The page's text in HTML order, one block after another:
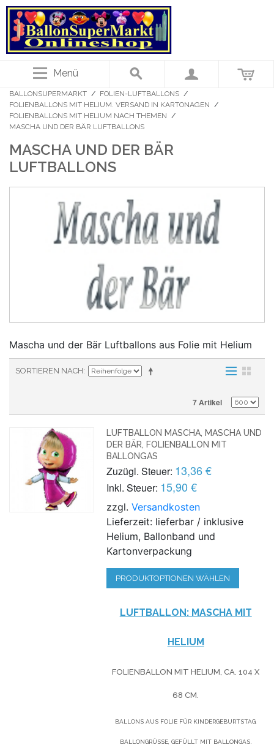
Menü
BALLONSUPERMARKT / FOLIEN-LUFTBALLONS /
FOLIENBALLONS MIT HELIUM. VERSAND IN KARTONAGEN /
FOLIENBALLONS MIT HELIUM NACH THEMEN /
MASCHA UND DER BÄR LUFTBALLONS
MASCHA UND DER BÄR
LUFTBALLONS
Mascha und der Bär Luftballons aus Folie mit Helium
SORTIEREN NACH
7 Artikel
LUFTBALLON MASCHA, MASCHA UND
DER BÄR, FOLIENBALLON MIT
BALLONGAS
Zuzügl. Steuer: 13,36 €
Inkl. Steuer: 15,90 €
zzgl.Versandkosten
Lieferzeit: lieferbar / inklusive
Helium, Ballonband und
Kartonverpackung
PRODUKTOPTIONEN WÄHLEN
LUFTBALLON: MASCHA MIT
HELIUM
FOLIENBALLON MIT HELIUM, CA. 104 X
68 CM.
BALLONS AUS FOLIE FÜR KINDERGEBURTSTAG,
BALLONGRÜSSE, GEFÜLLT MIT BALLONGAS.